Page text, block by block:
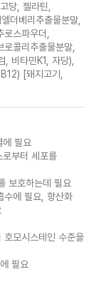
당, 젤라틴,
더베리추출물분말,
스파우더,
콜리추출물분말,
, 비타민K1, 자당),
[돼지고기,
필요
부터 세포를
보호하는데 필요
수에 필요, 항산화
모시스테인 수준을
필요